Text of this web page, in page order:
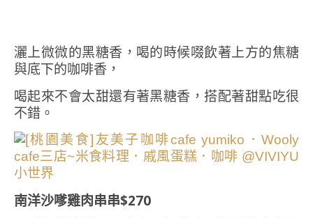
灑上微微的黑糖香，喝的時候啜飲著上方的焦糖
與底下的咖啡香，
喝起來不會太甜還有著黑糖香，搭配著甜點吃很
不錯。
南洋沙嗲雞肉串串$270